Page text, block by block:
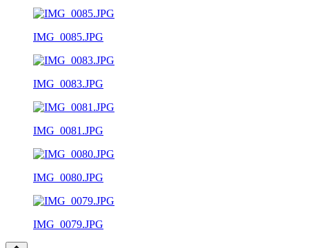
IMG_0085.JPG
IMG_0083.JPG
IMG_0081.JPG
IMG_0080.JPG
IMG_0079.JPG